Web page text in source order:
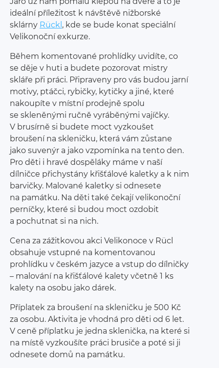
ideální příležitost k návštěvě nižborské
sklárny Rückl , kde se bude konat speciální
Velikonoční exkurze.
Během komentované prohlídky uvidíte, co
se děje v huti a budete pozorovat mistry
skláře při práci. Připraveny pro vás budou jarní
motivy, ptáčci, rybičky, kytičky a jiné, které
nakoupíte v místní prodejně spolu
se skleněnými ručně vyráběnými vajíčky.
V brusírně si budete moct vyzkoušet
broušení na skleničku, která vám zůstane
jako suvenýr a jako vzpomínka na tento den.
Pro děti i hravé dospěláky máme v naší
dílničce přichystány křišťálové kaletky a k nim
barvičky. Malované kaletky si odnesete
na památku. Na děti také čekají velikonoční
perníčky, které si budou moct ozdobit
a pochutnat si na nich.
Cena za zážitkovou akci Velikonoce v Rücl
obsahuje vstupné na komentovanou
prohlídku v českém jazyce a vstup do dílničky
– malování na křišťálové kalety včetně 1 ks
kalety na osobu jako dárek.
Příplatek za broušení na skleničku je 500 Kč
za osobu. Aktivita je vhodná pro děti od 6 let.
V ceně příplatku je jedna sklenička, na které si
na místě vyzkoušíte práci brusiče a poté si ji
odnesete domů na památku.